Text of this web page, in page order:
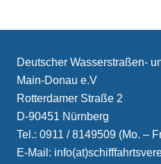
Deutscher Wasserstraßen-
Main-Donau e.V
Rotterdamer Straße 2
D-90451 Nürnberg
Tel.: 0911 / 8149509 (Mo. –
E-Mail: